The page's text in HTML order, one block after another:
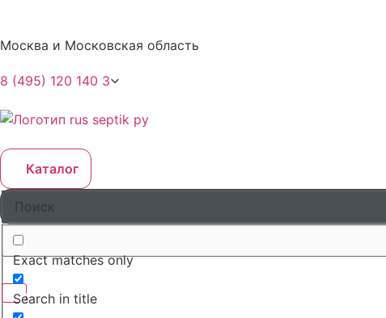
Москва и Московская область
8 (495) 120 140 3
Каталог
Exact matches only
Search in title